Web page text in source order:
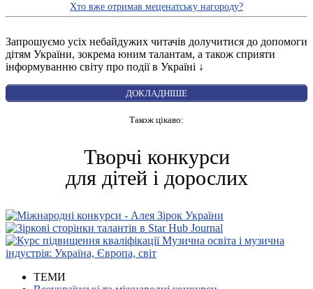
Хто вже отримав меценатську нагороду?
Запрошуємо усіх небайдужих читачів долучитися до допомоги
дітям України, зокрема юним талантам, а також сприяти
інформуванню світу про події в Україні ↓
ДОКЛАДНІШЕ
Також цікаво:
Творчі конкурси
для дітей і дорослих
ТЕМИ